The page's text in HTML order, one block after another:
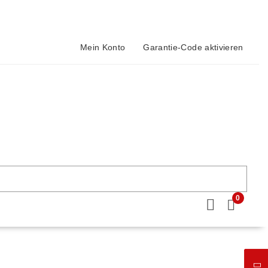
Mein Konto Garantie-Code aktivieren
0